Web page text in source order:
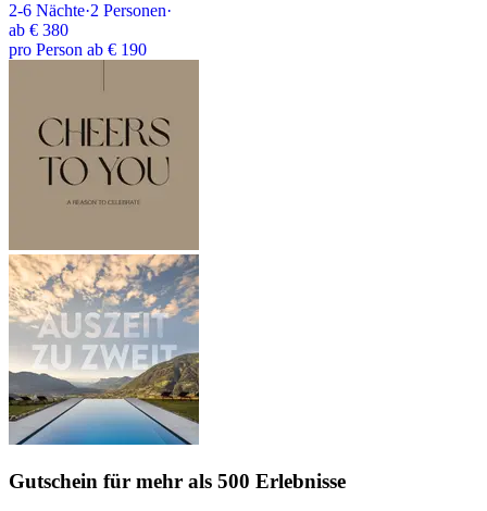
2-6 Nächte·2 Personen·
ab € 380
pro Person ab € 190
Gutschein für mehr als 500 Erlebnisse